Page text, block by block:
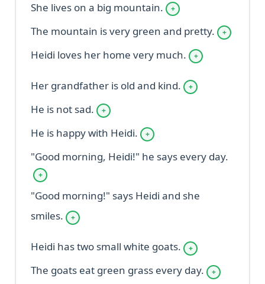
She lives on a big mountain. +
The mountain is very green and pretty. +
Heidi loves her home very much. +
Her grandfather is old and kind. +
He is not sad. +
He is happy with Heidi. +
"Good morning, Heidi!" he says every day.
+
"Good morning!" says Heidi and she
smiles.
+
Heidi has two small white goats. +
The goats eat green grass every day. +